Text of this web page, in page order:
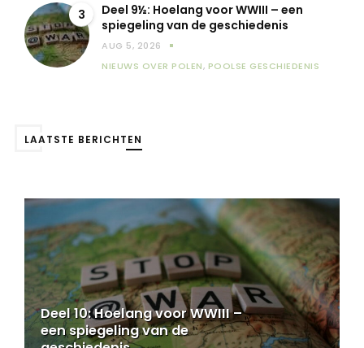
3
Deel 9½: Hoelang voor WWIII – een
spiegeling van de geschiedenis
AUG 5, 2026
NIEUWS OVER POLEN, POOLSE GESCHIEDENIS
LAATSTE BERICHTEN
Deel 9½: Hoelang voor WWIII –
een spiegeling van de